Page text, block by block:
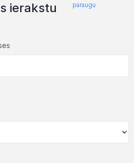
ierakstu
paraugu